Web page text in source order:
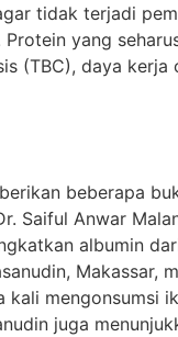
tidak terjadi
yang
(TBC), daya kerja
beberapa
Saiful Anwar
albumin
Makassar,
kali mengonsumsi
juga